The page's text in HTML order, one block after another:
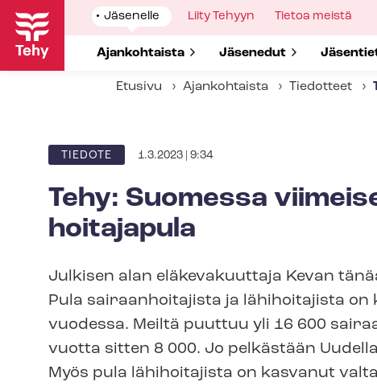
Hyppää
pääsisältöön
Show
submenu
Jäsenelle
Show submenu for
Ajankohtaista Show submenu for
Jäsenedut Show
Show
Liity Tehyyn
Show
Tietoa meistä
Etusivu Ajankohtaista Tiedotteet
ARTIKKELIN
TIEDOTE 1.3.2023 | 9:34
Tehy: Suomessa
hoitajapula
Julkisen alan eläkevakuuttaja Kevan
Pula sairaanhoitajista ja lähihoitajista
vuodessa. Meiltä puuttuu yli 16 600
vuotta sitten 8 000. Jo pelkästään
Myös pula lähihoitajista on kasvanut